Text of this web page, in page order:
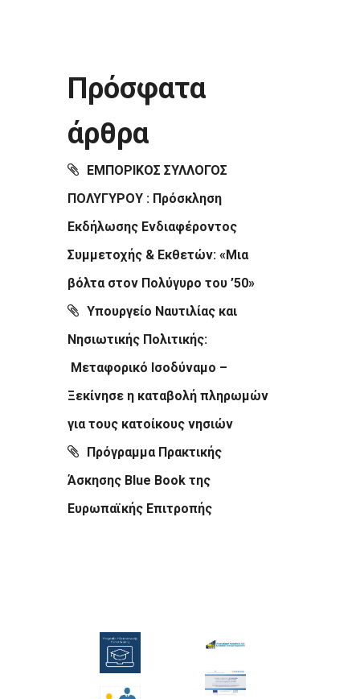
Πρόσφατα
άρθρα
ΕΜΠΟΡΙΚΟΣ ΣΥΛΛΟΓΟΣ
ΠΟΛΥΓΥΡΟΥ : Πρόσκληση
Εκδήλωσης Ενδιαφέροντος
Συμμετοχής & Εκθετών: «Μια
βόλτα στον Πολύγυρο του ’50»
Υπουργείο Ναυτιλίας και
Νησιωτικής Πολιτικής:
Μεταφορικό Ισοδύναμο –
Ξεκίνησε η καταβολή πληρωμών
για τους κατοίκους νησιών
Πρόγραμμα Πρακτικής
Άσκησης Blue Book της
Ευρωπαϊκής Επιτροπής